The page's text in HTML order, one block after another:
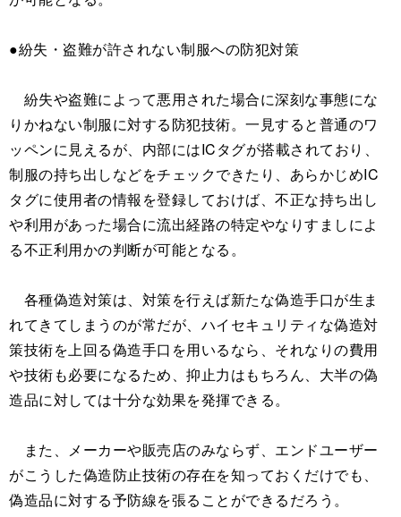
●紛失・盗難が許されない制服への防犯対策
紛失や盗難によって悪用された場合に深刻な事態にな
りかねない制服に対する防犯技術。一見すると普通のワ
ッペンに見えるが、内部にはICタグが搭載されており、
制服の持ち出しなどをチェックできたり、あらかじめIC
タグに使用者の情報を登録しておけば、不正な持ち出し
や利用があった場合に流出経路の特定やなりすましによ
る不正利用かの判断が可能となる。
各種偽造対策は、対策を行えば新たな偽造手口が生ま
れてきてしまうのが常だが、ハイセキュリティな偽造対
策技術を上回る偽造手口を用いるなら、それなりの費用
や技術も必要になるため、抑止力はもちろん、大半の偽
造品に対しては十分な効果を発揮できる。
また、メーカーや販売店のみならず、エンドユーザー
がこうした偽造防止技術の存在を知っておくだけでも、
偽造品に対する予防線を張ることができるだろう。